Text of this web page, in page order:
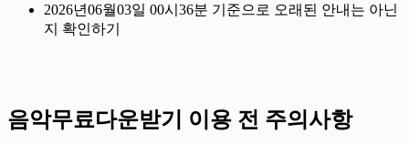
2026년06월03일 00시36분 기준으로 오래된 안내는 아닌
지 확인하기
음악무료다운받기 이용 전 주의사항